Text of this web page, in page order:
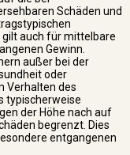
Schäden und
auch für mittelbare
Gewinn.
außer bei der
oder
Verhalten des
typischerweise
der Höhe nach auf
begrenzt. Dies
entgangenen